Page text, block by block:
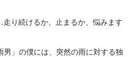
り続けるか、止まるか、悩みます
男」の僕には、突然の雨に対する独